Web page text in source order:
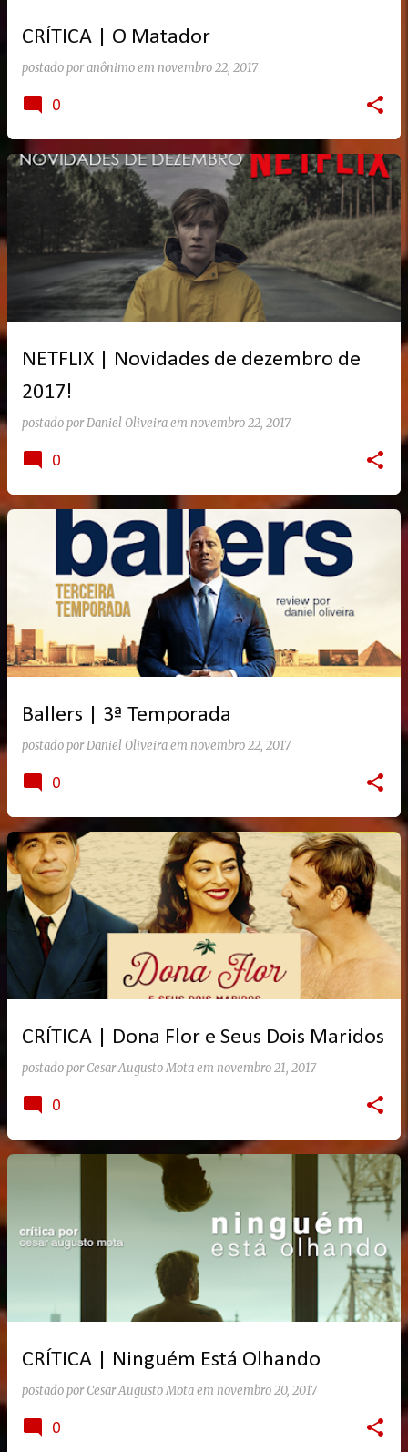
CRÍTICA | O Matador
postado poranônimoem novembro 22, 2017
0
NETFLIX | Novidades de dezembro de
2017!
postado porDaniel Oliveiraem novembro 22, 2017
0
Ballers | 3ª Temporada
postado porDaniel Oliveiraem novembro 22, 2017
0
CRÍTICA | Dona Flor e Seus Dois Maridos
postado porCesar Augusto Motaem novembro 21, 2017
0
CRÍTICA | Ninguém Está Olhando
postado porCesar Augusto Motaem novembro 20, 2017
0